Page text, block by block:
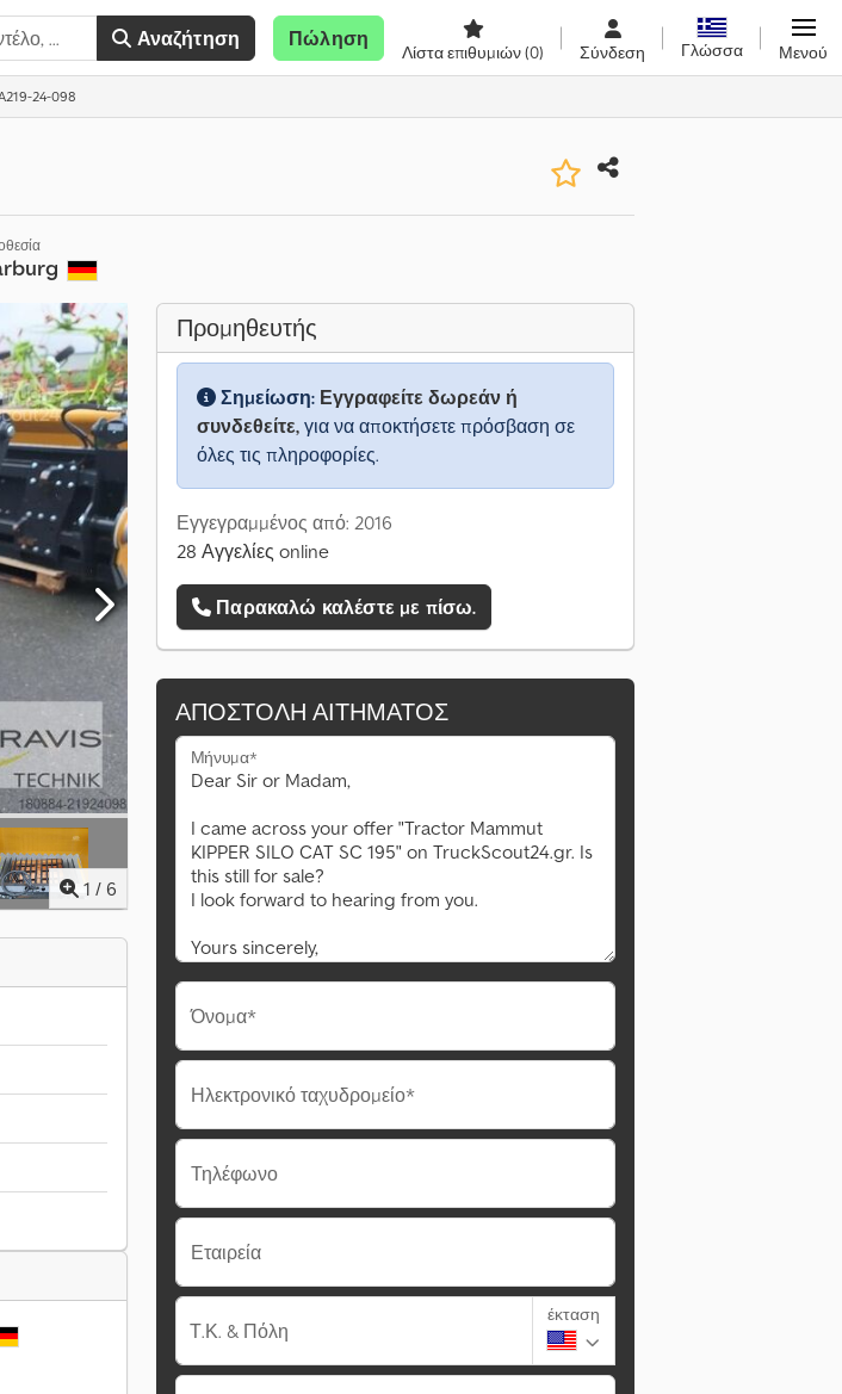
Αναζήτηση Πώληση
Λίστα επιθυμιών(0) Σύνδεση Γλώσσα Μενού
24-098
1 / 6
Προμηθευτής
Σημείωση: Εγγραφείτε δωρεάν ή
συνδεθείτε, για να αποκτήσετε πρόσβαση σε
όλες τις πληροφορίες.
Εγγεγραμμένος από: 2016
28 Αγγελίες online
Παρακαλώ καλέστε με πίσω.
ΑΠΟΣΤΟΛΉ ΑΙΤΉΜΑΤΟΣ
Μήνυμα*
Όνομα*
Ηλεκτρονικό ταχυδρομείο*
Τηλέφωνο
Εταιρεία
Τ.Κ. & Πόλη
έκταση